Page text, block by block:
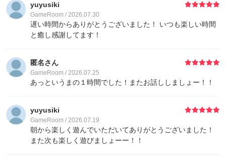
ゲストさん 10
yuyusiki
GameRoom / 2026.07.30
遅い時間からありがとうございました！ いつも楽しい時間
と癒し感謝してます！
匿名さん
GameRoom / 2026.07.25
あっというまの１時間でした！またお話ししましょー！！
yuyusiki
GameRoom / 2026.07.19
朝から楽しく遊んでいただいてありがとうございました！
また次も楽しく遊びましょーー！！